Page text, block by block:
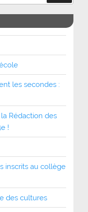
les secondes :
Rédaction des
!
inscrits au collège
des cultures